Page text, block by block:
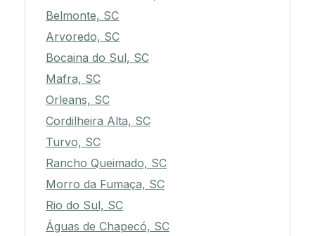
Belmonte, SC
Arvoredo, SC
Bocaina do Sul, SC
Mafra, SC
Orleans, SC
Cordilheira Alta, SC
Turvo, SC
Rancho Queimado, SC
Morro da Fumaça, SC
Rio do Sul, SC
Águas de Chapecó, SC